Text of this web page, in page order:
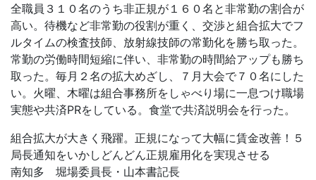
全職員３１０名のうち非正規が１６０名と非常勤の割合が
高い。待機など非常勤の役割が重く、交渉と組合拡大でフ
ルタイムの検査技師、放射線技師の常勤化を勝ち取った。
常勤の労働時間短縮に伴い、非常勤の時間給アップも勝ち
取った。毎月２名の拡大めざし、７月大会で７０名にした
い。火曜、木曜は組合事務所をしゃべり場に一息つけ職場
実態や共済PRをしている。食堂で共済説明会を行った。
組合拡大が大きく飛躍。正規になって大幅に賃金改善！５
局長通知をいかしどんどん正規雇用化を実現させる
南知多 堀場委員長・山本書記長